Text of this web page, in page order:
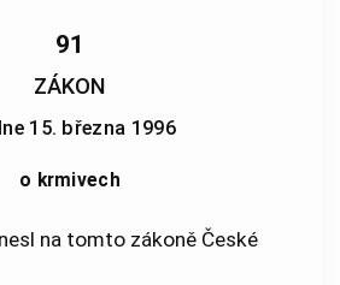
91
ZÁKON
15. března 1996
o krmivech
na tomto zákoně České